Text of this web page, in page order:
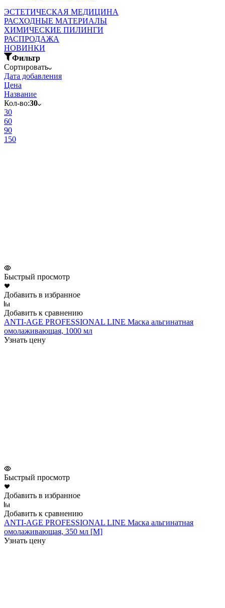
ЭСТЕТИЧЕСКАЯ МЕДИЦИНА
РАСХОДНЫЕ МАТЕРИАЛЫ
ХИМИЧЕСКИЕ ПИЛИНГИ
РАСПРОДАЖА
НОВИНКИ
Фильтр
Сортировать
Дата добавления
Цена
Название
Кол-во:30
30
60
90
150
Быстрый просмотр
Добавить в избранное
Добавить к сравнению
ANTI-AGE PROFESSIONAL LINE Маска альгинатная
омолаживающая, 1000 мл
Узнать цену
Быстрый просмотр
Добавить в избранное
Добавить к сравнению
ANTI-AGE PROFESSIONAL LINE Маска альгинатная
омолаживающая, 350 мл [M]
Узнать цену